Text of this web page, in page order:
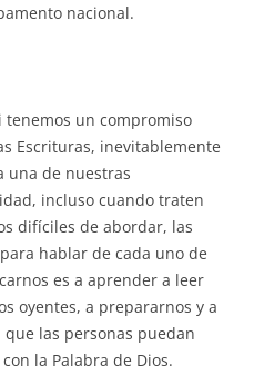
nacional.
tenemos un compromiso
Escrituras, inevitablemente
una de nuestras
incluso cuando traten
difíciles de abordar, las
hablar de cada uno de
es a aprender a leer
oyentes, a prepararnos y a
las personas puedan
la Palabra de Dios.